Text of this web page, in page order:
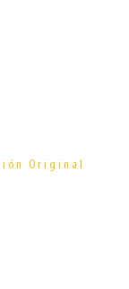
Original